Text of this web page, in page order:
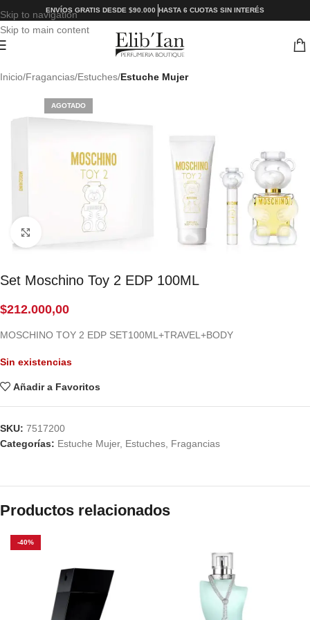
Skip to navigation
Skip to main content
ENVÍOS GRATIS DESDE $90.000 HASTA 6 CUOTAS SIN INTERÉS
Inicio Fragancias Estuches Estuche Mujer
AGOTADO
Click to enlarge
Set Moschino Toy 2 EDP 100ML
$212.000,00
MOSCHINO TOY 2 EDP SET100ML+TRAVEL+BODY
Sin existencias
Añadir a Favoritos
SKU: 7517200
Categorías: Estuche Mujer, Estuches Fragancias
Productos relacionados
-40%